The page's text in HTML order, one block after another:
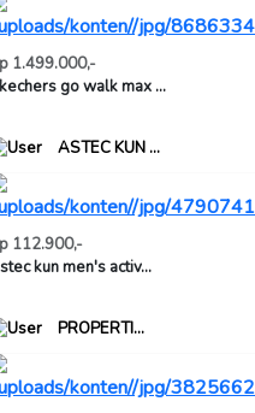
1.499.000,-
go walk max ...
ASTEC KUN ...
112.900,-
kun men's activ...
PROPERTI...